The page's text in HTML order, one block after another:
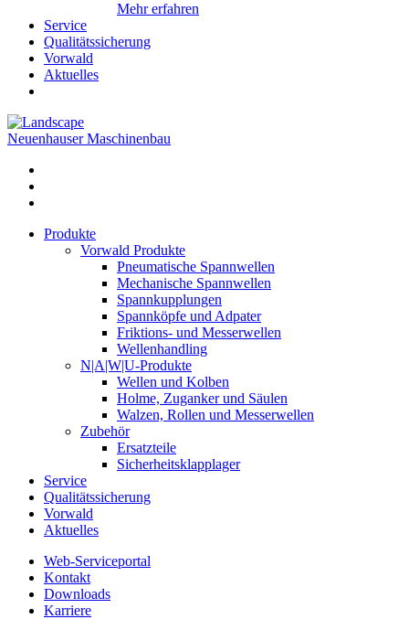
Mehr erfahren
Service
Qualitätssicherung
Vorwald
Aktuelles
Neuenhauser Maschinenbau
Produkte
Vorwald Produkte
Pneumatische Spannwellen
Mechanische Spannwellen
Spannkupplungen
Spannköpfe und Adpater
Friktions- und Messerwellen
Wellenhandling
N|A|W|U-Produkte
Wellen und Kolben
Holme, Zuganker und Säulen
Walzen, Rollen und Messerwellen
Zubehör
Ersatzteile
Sicherheitsklapplager
Service
Qualitätssicherung
Vorwald
Aktuelles
Web-Serviceportal
Kontakt
Downloads
Karriere